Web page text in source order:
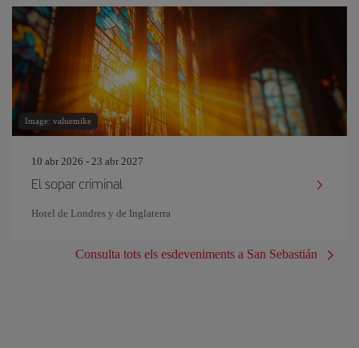
Image: valuemike
10 abr 2026 - 23 abr 2027
El sopar criminal
Hotel de Londres y de Inglaterra
Consulta tots els esdeveniments a San Sebastián